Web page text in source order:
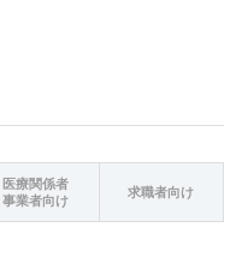
医療関係者
事業者向け
求職者向け